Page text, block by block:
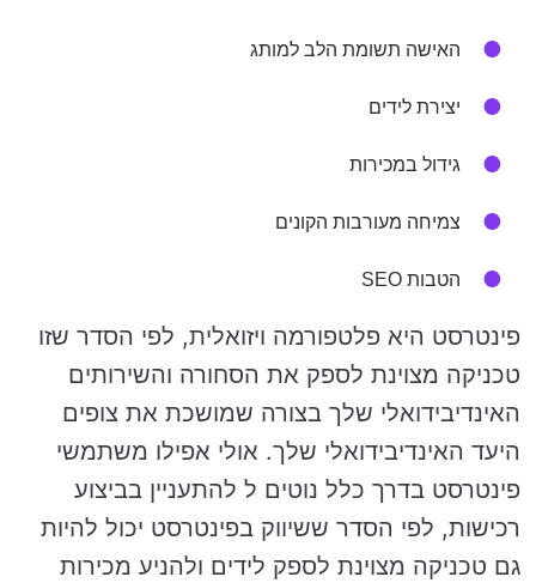
האישה תשומת הלב למותג
יצירת לידים
גידול במכירות
צמיחה מעורבות הקונים
הטבות SEO
פינטרסט היא פלטפורמה ויזואלית, לפי הסדר שזו
טכניקה מצוינת לספק את הסחורה והשירותים
האינדיבידואלי שלך בצורה שמושכת את צופים
היעד האינדיבידואלי שלך. אולי אפילו משתמשי
פינטרסט בדרך כלל נוטים ל להתעניין בביצוע
רכישות, לפי הסדר ששיווק בפינטרסט יכול להיות
גם טכניקה מצוינת לספק לידים ולהניע מכירות